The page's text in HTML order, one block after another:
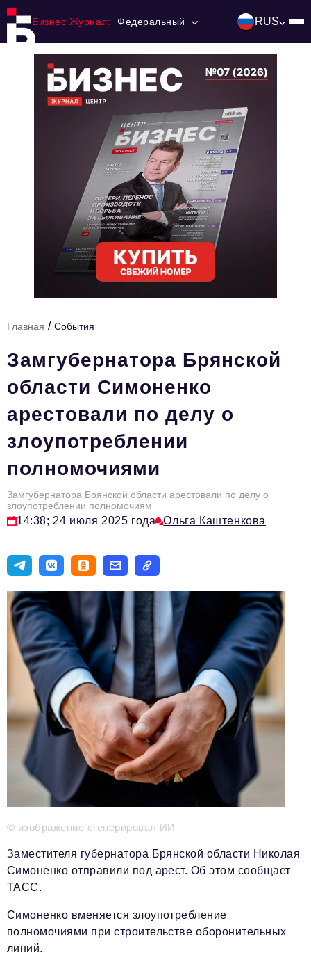
Бизнес Журнал: Федеральный RUS
Ниши и рынки
Технологии и тренды
HR
Персона номера
Юридический практикум
Стиль жизни
Туризм
Импортозамещение
ОПК
Авторские материалы
Видео
Телефон редакции: +7 495 727-01-67
Электронные почты редакции:
Информационный отдел
info@business-magazine.online
Отдел рекламы
reklama@business-magazine.online
Отдел распространения/редакционная подписка
podpiska@business-magazine.online
Отдел по работе с партнерами
partner@business-magazine.online
Главная / События
Замгубернатора Брянской
области Симоненко
арестовали по делу о
злоупотреблении
полномочиями
Замгубернатора Брянской области арестовали по делу о
злоупотреблении полномочиям
14:38; 24 июля 2025 года Ольга Каштенкова
© изображение сгенерировал ИИ
Заместителя губернатора Брянской области Николая
Симоненко отправили под арест. Об этом сообщает
ТАСС.
Симоненко вменяется злоупотребление
полномочиями при строительстве оборонительных
линий.